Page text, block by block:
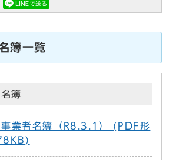
簿一覧
簿
事業者名簿（R8.3.1） (PDF形